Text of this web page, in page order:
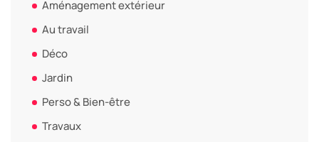
Aménagement extérieur
Au travail
Déco
Jardin
Perso & Bien-être
Travaux